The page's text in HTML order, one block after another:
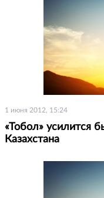
1 июня 2012, 15:24
«Тобол» усилится
Казахстана